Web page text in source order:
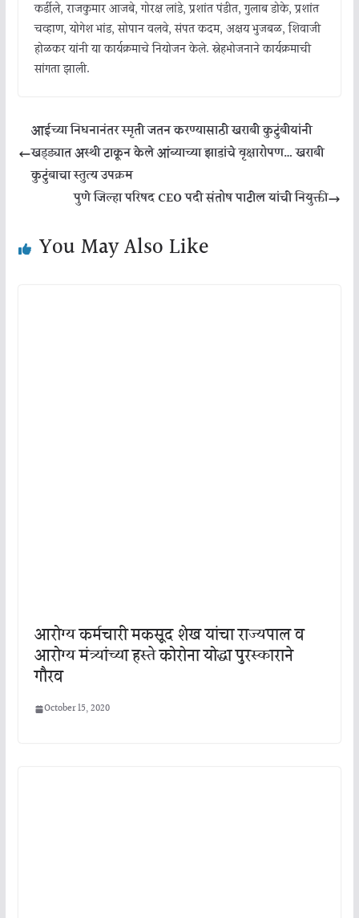
कर्डीले, राजकुमार आजबे, गोरक्ष लांडे, प्रशांत पंडीत, गुलाब डोके, प्रशांत
चव्हाण, योगेश भांड, सोपान वलवे, संपत कदम, अक्षय भुजबळ, शिवाजी
होळकर यांनी या कार्यक्रमाचे नियोजन केले. स्नेहभोजनाने कार्यक्रमाची
सांगता झाली.
आईच्या निधनानंतर स्मृती जतन करण्यासाठी खराबी कुटुंबीयांनी
खड्ड्यात अस्थी टाकून केले आंब्याच्या झाडांचे वृक्षारोपण… खराबी
कुटुंबाचा स्तुत्य उपक्रम
पुणे जिल्हा परिषद CEO पदी संतोष पाटील यांची नियुक्ती
You May Also Like
आरोग्य कर्मचारी मकसूद शेख यांचा राज्यपाल व
आरोग्य मंत्र्यांच्या हस्ते कोरोना योद्धा पुरस्काराने
गौरव
October 15, 2020